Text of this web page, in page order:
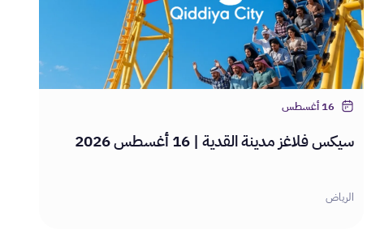
16 أغسطس
سيكس فلاغز مدينة القدية | 16 أغسطس 2026
الرياض